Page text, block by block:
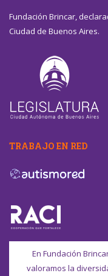
Fundación Brincar,
Ciudad de Buenos Aires.
TRABAJO EN RED
En Fundación
valoramos la